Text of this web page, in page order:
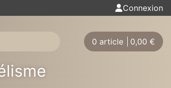
Connexion
0 article 0,00 €